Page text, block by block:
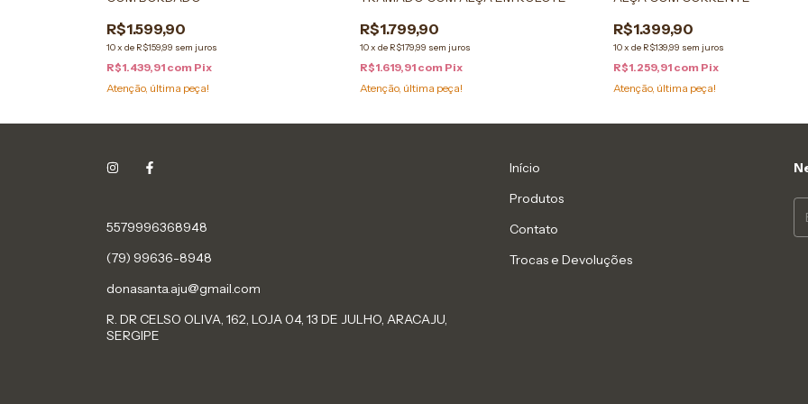
R$1.599,90
10x de R$159,99 sem juros
R$1.439,91 com Pix
Atenção, última peça!
R$1.799,90
10x de R$179,99 sem juros
R$1.619,91 com Pix
Atenção, última peça!
R$1.399,90
10x de R$139,99 sem juros
R$1.259,91 com Pix
Atenção, última peça!
5579996368948
(79) 99636-8948
donasanta.aju@gmail.com
R. DR CELSO OLIVA, 162, LOJA 04, 13 DE JULHO, ARACAJU,
SERGIPE
Início
Produtos
Contato
Trocas e Devoluções